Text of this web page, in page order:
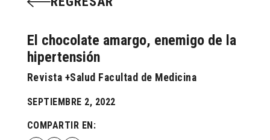
El chocolate amargo, enemigo de la
hipertensión
Revista +Salud Facultad de Medicina
SEPTIEMBRE 2, 2022
COMPARTIR EN: